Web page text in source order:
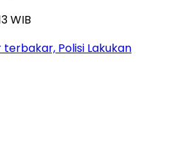
WIB
Polisi Lakukan